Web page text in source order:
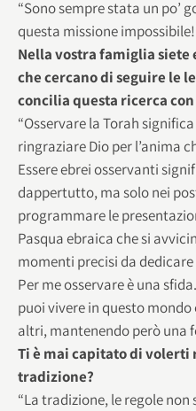
“Sono sempre stata un po’
questa missione
Nella vostra famiglia siete
che cercano di seguire le
concilia questa ricerca
“Osservare la Torah
ringraziare Dio per l’anima
Essere ebrei osservanti
dappertutto, ma solo nei
programmare le
Pasqua ebraica che si
momenti precisi da
Per me osservare è una
puoi vivere in questo
altri, mantenendo però una
Ti è mai capitato di volerti
tradizione?
“La tradizione, le regole non